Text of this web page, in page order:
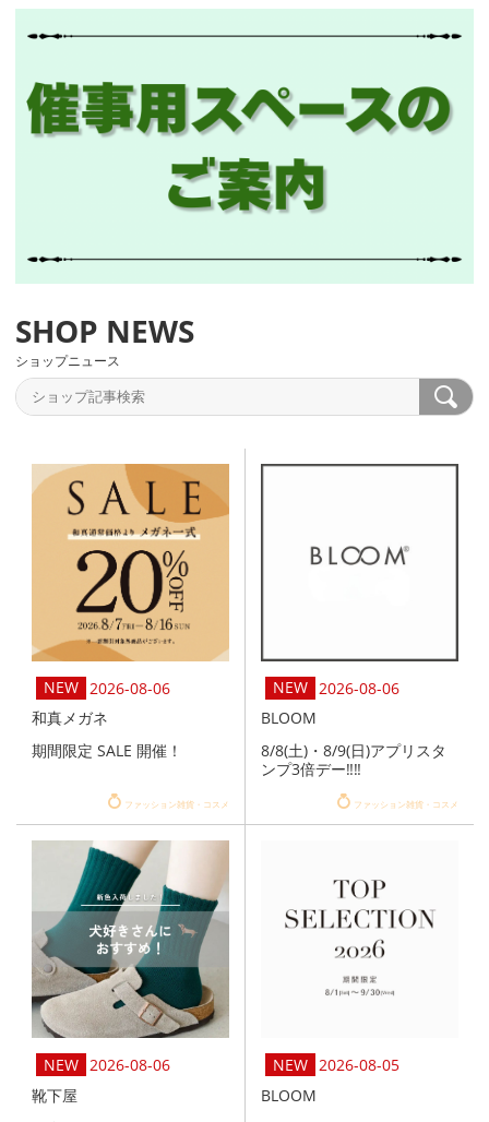
ショップニュース
2026-08-06
和真メガネ
期間限定 SALE 開催！
ファッション雑貨・コスメ
2026-08-06
BLOOM
8/8(土)・8/9(日)アプリスタ
ンプ3倍デー‼️‼️
ファッション雑貨・コスメ
2026-08-06
靴下屋
2026-08-05
BLOOM